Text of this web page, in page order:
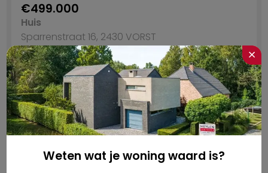
×
Weten wat je woning waard is?
€499.000
Huis
Sparrenstraat 16, 2430 VORST
640m² 1483 C
In optie